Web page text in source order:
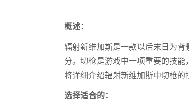
概述：
辐射新维加斯是一款以后末日为
分。切枪是游戏中一项重要的技
将详细介绍辐射新维加斯中切枪的
选择适合的：